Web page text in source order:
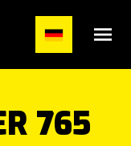
765